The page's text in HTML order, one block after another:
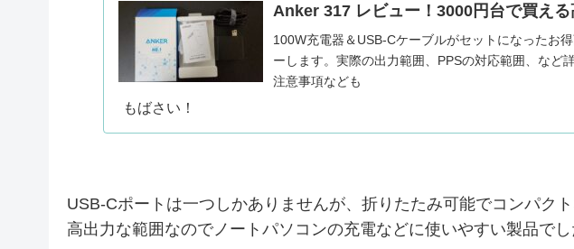
Anker 317 レビュー！3000円台で買え
100W充電器＆USB-Cケーブルがセットになったお
ーします。実際の出力範囲、PPSの対応範囲、など
注意事項なども
もばさい！
USB-Cポートは一つしかありませんが、折りたたみ可能でコンパク
高出力な範囲なのでノートパソコンの充電などに使いやすい製品でし